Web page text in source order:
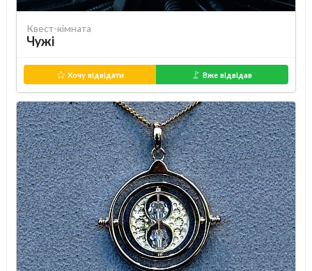
Квест-кімната
Чужі
Хочу відвідати Вже відвідав